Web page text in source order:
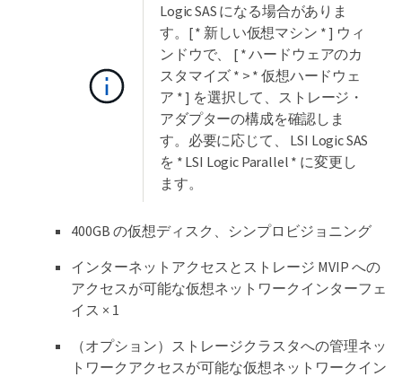
Logic SAS になる場合がありま
す。[ * 新しい仮想マシン * ] ウィ
ンドウで、 [ * ハードウェアのカ
スタマイズ * > * 仮想ハードウェ
ア * ] を選択して、ストレージ・
アダプターの構成を確認しま
す。必要に応じて、 LSI Logic SAS
を * LSI Logic Parallel * に変更し
ます。
400GB の仮想ディスク、シンプロビジョニング
インターネットアクセスとストレージ MVIP への
アクセスが可能な仮想ネットワークインターフェ
イス × 1
（オプション）ストレージクラスタへの管理ネッ
トワークアクセスが可能な仮想ネットワークイン